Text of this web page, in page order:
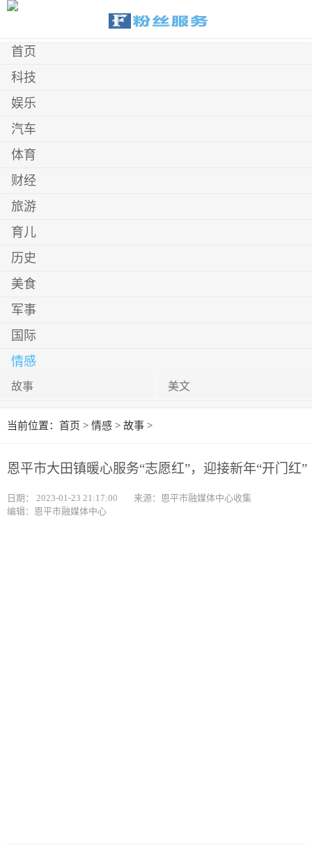
首页
科技
娱乐
汽车
体育
财经
旅游
育儿
历史
美食
军事
国际
情感
故事 美文
当前位置： 首页 > 情感 > 故事 >
恩平市大田镇暖心服务“志愿红”，迎接新年“开门红”
日期： 2023-01-23 21:17:00
来源：恩平市融媒体中心收集
编辑：恩平市融媒体中心